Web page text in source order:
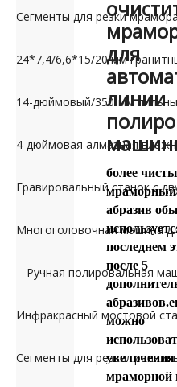
Ручная полировальная
для
линии
более
мраморный
абразив
последнем
после 5
можно
увеличения
мраморной